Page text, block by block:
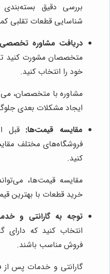
بررسی دقیق
شناسایی قطعات تقلبی
دریافت مشاوره
متخصصان مشورت کنید
خود را انتخاب کنید.
مشاوره با متخصصان،
ایجاد مشکلات بعدی
مقایسه قیمت‌ها: قبل
فروشگاه‌های مختلف
کنید.
مقایسه قیمت‌ها،
خرید قطعات با بهترین
توجه به گارانتی و
انتخاب کنید که دارای
فروش مناسب باشند.
گارانتی و خدمات پس از